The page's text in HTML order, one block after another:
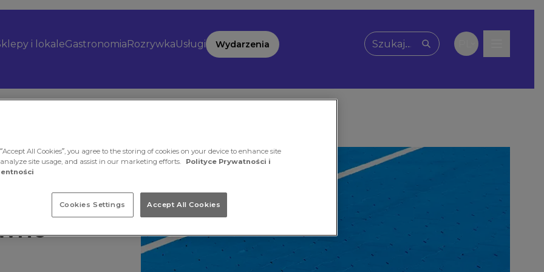
i lokaleGastronomiaRozrywkaUsługi Wydarzenia
Wpisz, czego szukasz
All Cookies”, you agree to the storing of cookies on your device to enhance site
site usage, and assist in our marketing efforts.
Polityce Prywatności i
Cookies Settings Accept All Cookies